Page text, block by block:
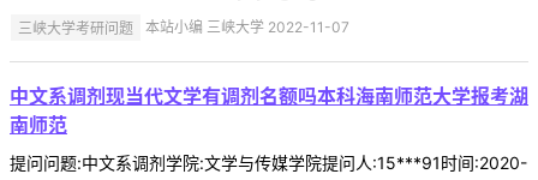
三峡大学考研问题 本站小编 三峡大学 2022-11-07
中文系调剂现当代文学有调剂名额吗本科海南师范大学报考湖
南师范
提问问题:中文系调剂学院:文学与传媒学院提问人:15***91时间:2020-